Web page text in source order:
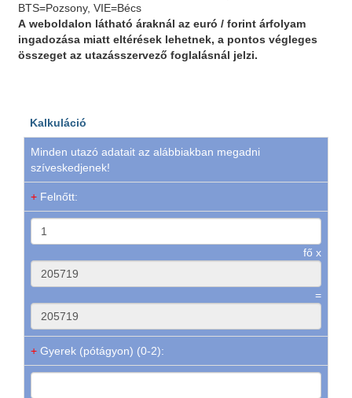
BTS=Pozsony, VIE=Bécs
A weboldalon látható áraknál az euró / forint árfolyam
ingadozása miatt eltérések lehetnek, a pontos végleges
összeget az utazásszervező foglalásnál jelzi.
Kalkuláció
Minden utazó adatait az alábbiakban megadni
szíveskedjenek!
+ Felnőtt:
fő x
=
+ Gyerek (pótágyon) (0-2):